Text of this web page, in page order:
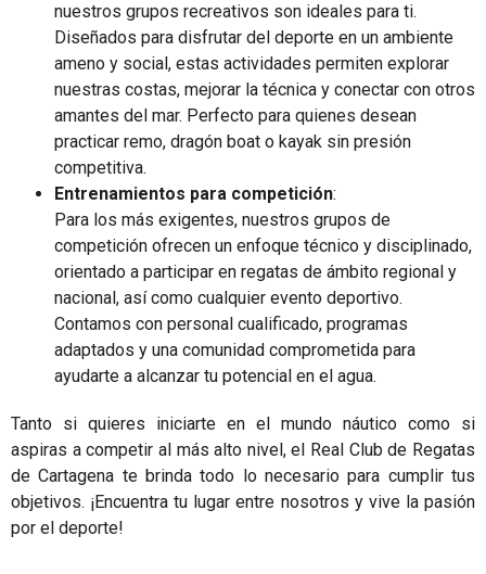
nuestros grupos recreativos son ideales para ti.
Diseñados para disfrutar del deporte en un ambiente
ameno y social, estas actividades permiten explorar
nuestras costas, mejorar la técnica y conectar con otros
amantes del mar. Perfecto para quienes desean
practicar remo, dragón boat o kayak sin presión
competitiva.
Entrenamientos para competición:
Para los más exigentes, nuestros grupos de
competición ofrecen un enfoque técnico y disciplinado,
orientado a participar en regatas de ámbito regional y
nacional, así como cualquier evento deportivo.
Contamos con personal cualificado, programas
adaptados y una comunidad comprometida para
ayudarte a alcanzar tu potencial en el agua.
Tanto si quieres iniciarte en el mundo náutico como si
aspiras a competir al más alto nivel, el Real Club de Regatas
de Cartagena te brinda todo lo necesario para cumplir tus
objetivos. ¡Encuentra tu lugar entre nosotros y vive la pasión
por el deporte!